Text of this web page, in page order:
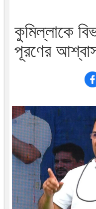
কুমিল্লাকে
পূরণের আশ্বাস